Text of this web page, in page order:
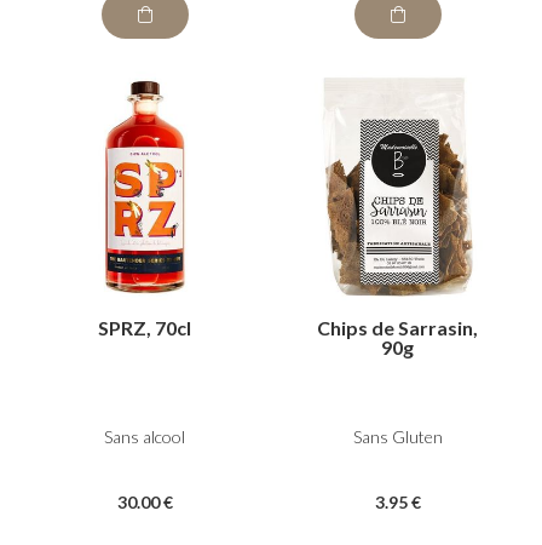
SPRZ, 70cl
Sans alcool
30.00 €
Chips de Sarrasin,
90g
Sans Gluten
3.95 €